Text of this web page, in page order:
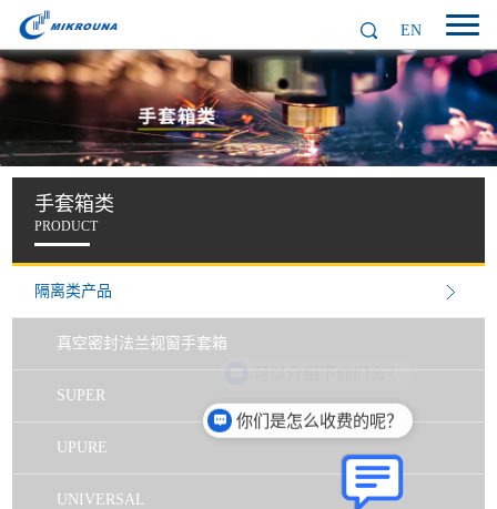
EN
手套箱类
PRODUCT
隔离类产品
真空密封法兰视窗手套箱
SUPER
UPURE
UNIVERSAL
你们是怎么收费的呢？